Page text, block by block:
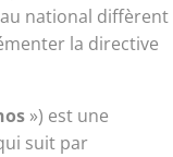
national diffèrent
la directive
») est une
suit par